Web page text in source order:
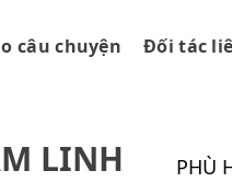
câu chuyện Đối tác
LINH
PHÙ